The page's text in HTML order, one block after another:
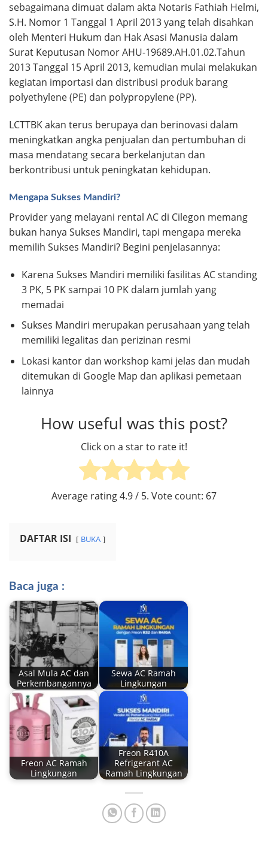
sebagaimana dimuat dalam akta Notaris Fathiah Helmi,
S.H. Nomor 1 Tanggal 1 April 2013 yang telah disahkan
oleh Menteri Hukum dan Hak Asasi Manusia dalam
Surat Keputusan Nomor AHU-19689.AH.01.02.Tahun
2013 Tanggal 15 April 2013, kemudian mulai melakukan
kegiatan importasi dan distribusi produk barang
polyethylene (PE) dan polypropylene (PP).
LCTTBK akan terus berupaya dan berinovasi dalam
meningkatkan angka penjualan dan pertumbuhan di
masa mendatang secara berkelanjutan dan
berkontribusi untuk peningkatan kehidupan.
Mengapa Sukses Mandiri?
Provider yang melayani rental AC di Cilegon memang
bukan hanya Sukses Mandiri, tapi mengapa mereka
memilih Sukses Mandiri? Begini penjelasannya:
Karena Sukses Mandiri memiliki fasilitas AC standing
3 PK, 5 PK sampai 10 PK dalam jumlah yang
memadai
Sukses Mandiri merupakan perusahaan yang telah
memiliki legalitas dan perizinan resmi
Lokasi kantor dan workshop kami jelas dan mudah
ditemukan di Google Map dan aplikasi pemetaan
lainnya
How useful was this post?
Click on a star to rate it!
Average rating4.9/ 5. Vote count: 67
DAFTAR ISI BUKA
Baca juga :
Asal Mula AC dan
Perkembangannya
Sewa AC Ramah
Lingkungan
Freon AC Ramah
Lingkungan
Freon R410A
Refrigerant AC
Ramah Lingkungan